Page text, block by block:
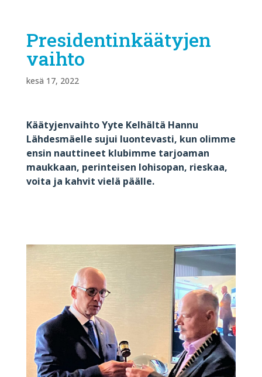
Presidentinkäätyjen
vaihto
kesä 17, 2022
Käätyjenvaihto Yyte Kelhältä Hannu
Lähdesmäelle sujui luontevasti, kun olimme
ensin nauttineet klubimme tarjoaman
maukkaan, perinteisen lohisopan, rieskaa,
voita ja kahvit vielä päälle.